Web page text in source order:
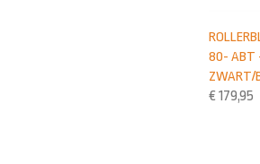
80- ABT
ZWART/
€ 179,95